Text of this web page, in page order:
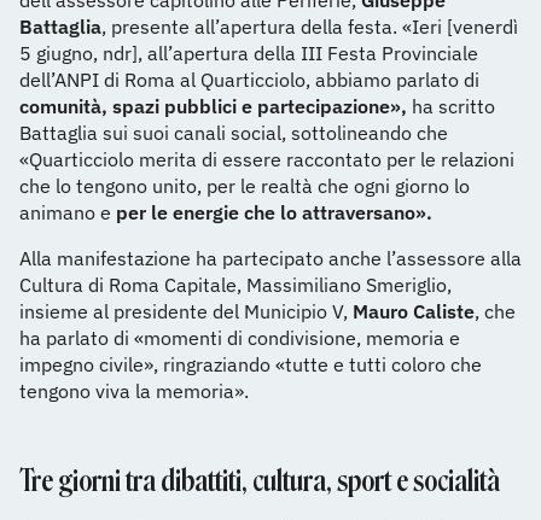
Battaglia, presente all’apertura della festa. «Ieri [venerdì
5 giugno, ndr], all’apertura della III Festa Provinciale
dell’ANPI di Roma al Quarticciolo, abbiamo parlato di
comunità, spazi pubblici e partecipazione», ha scritto
Battaglia sui suoi canali social, sottolineando che
«Quarticciolo merita di essere raccontato per le relazioni
che lo tengono unito, per le realtà che ogni giorno lo
animano e per le energie che lo attraversano».
Alla manifestazione ha partecipato anche l’assessore alla
Cultura di Roma Capitale, Massimiliano Smeriglio,
insieme al presidente del Municipio V, Mauro Caliste, che
ha parlato di «momenti di condivisione, memoria e
impegno civile», ringraziando «tutte e tutti coloro che
tengono viva la memoria».
Tre giorni tra dibattiti, cultura, sport e socialità